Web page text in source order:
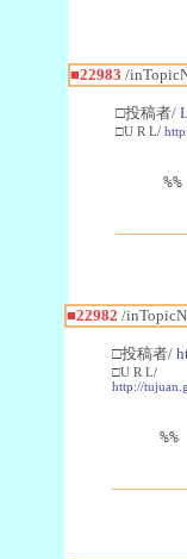
■22983 /
□投稿者/
□U R L/
%%
■22982 /
□投稿者/
□U R L/
http://
%%